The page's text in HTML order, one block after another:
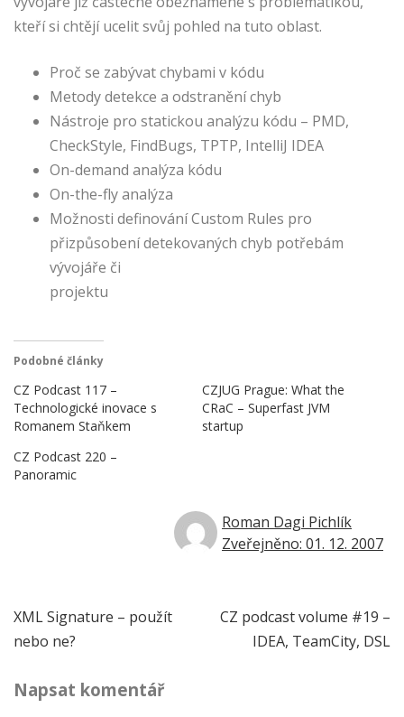
kteří si chtějí ucelit svůj pohled na tuto oblast.
Proč se zabývat chybami v kódu
Metody detekce a odstranění chyb
Nástroje pro statickou analýzu kódu – PMD,
CheckStyle, FindBugs, TPTP, IntelliJ IDEA
On-demand analýza kódu
On-the-fly analýza
Možnosti definování Custom Rules pro
přizpůsobení detekovaných chyb potřebám
vývojáře či
projektu
Podobné články
CZ Podcast 117 –
Technologické inovace s
Romanem Staňkem
CZJUG Prague: What the
CRaC – Superfast JVM
startup
CZ Podcast 220 –
Panoramic
Roman Dagi Pichlík
Zveřejněno: 01. 12. 2007
Navigace
příspěvek
XML Signature – použít
nebo ne?
CZ podcast volume #19 –
IDEA, TeamCity, DSL
Napsat komentář